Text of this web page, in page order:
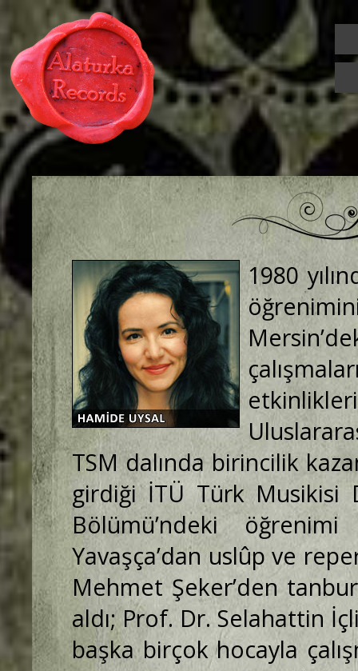
1980
TSM dalında birincilik
girdiği İTÜ Türk Musikisi
Bölümü’ndeki
Yavaşça’dan uslûp ve
Mehmet Şeker’den
aldı; Prof. Dr. Selahattin
başka birçok hocayla